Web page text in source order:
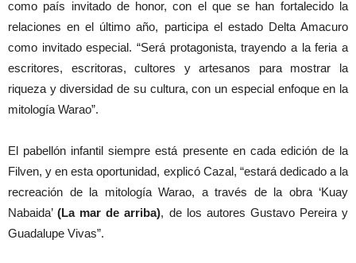
como país invitado de honor, con el que se han fortalecido la
relaciones en el último año, participa el estado Delta Amacuro
como invitado especial. “Será protagonista, trayendo a la feria a
escritores, escritoras, cultores y artesanos para mostrar la
riqueza y diversidad de su cultura, con un especial enfoque en la
mitología Warao”.
El pabellón infantil siempre está presente en cada edición de la
Filven, y en esta oportunidad, explicó Cazal, “estará dedicado a la
recreación de la mitología Warao, a través de la obra ‘Kuay
Nabaida’(La mar de arriba), de los autores Gustavo Pereira y
Guadalupe Vivas”.